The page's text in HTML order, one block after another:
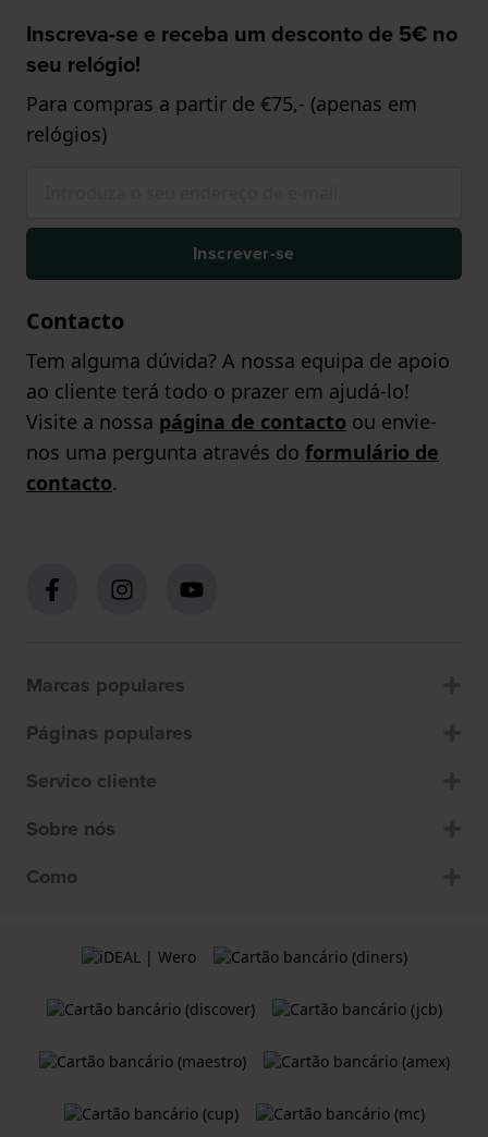
Inscreva-se e receba um desconto de 5€ no
seu relógio!
Para compras a partir de €75,- (apenas em
relógios)
Inscrever-se
Contacto
Tem alguma dúvida? A nossa equipa de apoio
ao cliente terá todo o prazer em ajudá-lo!
Visite a nossa página de contacto ou envie-
nos uma pergunta através do formulário de
contacto.
Marcas populares
Páginas populares
Servico cliente
Sobre nós
Como